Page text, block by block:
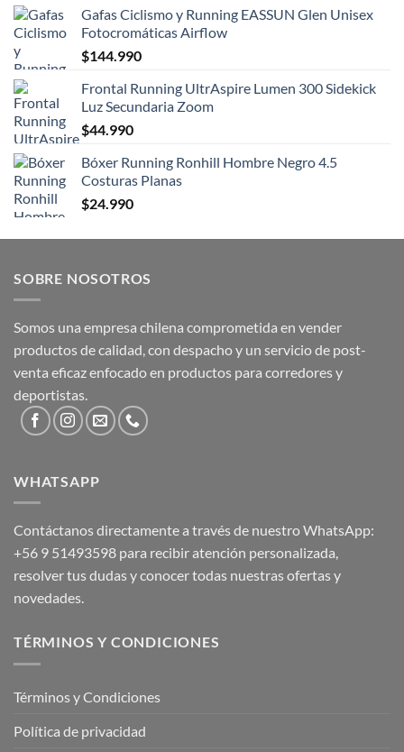
Gafas Ciclismo y Running EASSUN Glen Unisex
Fotocromáticas Airflow
$144.990
Frontal Running UltrAspire Lumen 300 Sidekick
Luz Secundaria Zoom
$44.990
Bóxer Running Ronhill Hombre Negro 4.5
Costuras Planas
$24.990
SOBRE NOSOTROS
Somos una empresa chilena comprometida en vender
productos de calidad, con despacho y un servicio de post-
venta eficaz enfocado en productos para corredores y
deportistas.
WHATSAPP
Contáctanos directamente a través de nuestro WhatsApp:
+56 9 51493598 para recibir atención personalizada,
resolver tus dudas y conocer todas nuestras ofertas y
novedades.
TÉRMINOS Y CONDICIONES
Términos y Condiciones
Política de privacidad